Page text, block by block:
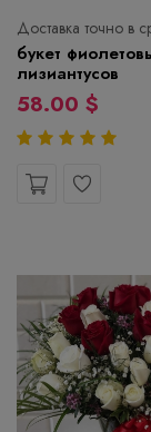
Доставка точно в
букет
лизиантусов
58.00 $